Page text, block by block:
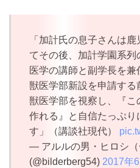
「加計氏の息子さんは
てその後、加計学園系
医学の講師と副学長を
獣医学部新設を申請す
獣医学部を視察し、『こ
作れる』と自信たっぷり
す」（講談社現代）
— アルルの男・ヒロシ（
(@bilderberg54) 2017年